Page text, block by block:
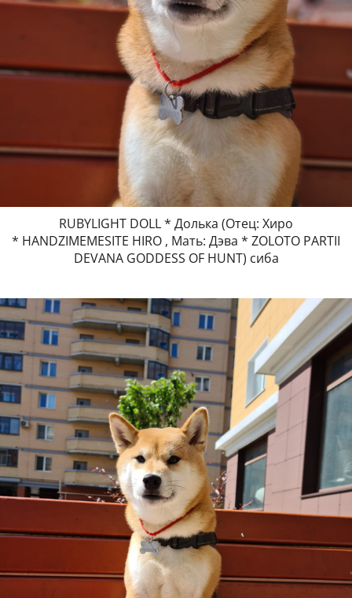
RUBYLIGHT DOLL * Долька (Отец: Хиро
* HANDZIMEMESITE HIRO , Мать: Дэва * ZOLOTO PARTII
DEVANA GODDESS OF HUNT) сиба